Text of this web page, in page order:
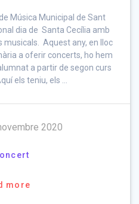
Música Municipal de Sant
dia de Santa Cecília amb
musicals. Aquest any, en lloc
a oferir concerts, ho hem
a partir de segon curs
els teniu, els …
2020
more